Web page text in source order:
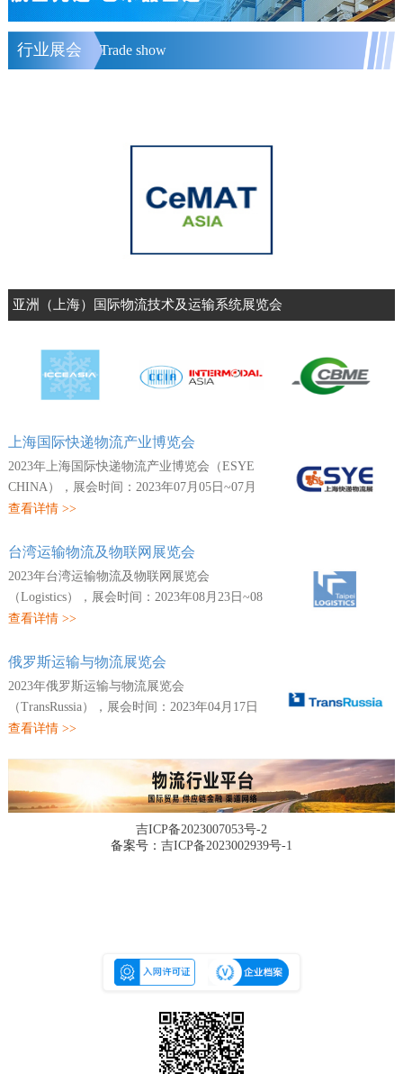
行业展会 Trade show
中国（深圳）国际物流与供应链博览会
中国（广州）国际包装工业展览会
亚洲（上海）国际物流技术及运输系统展览会
上海国际快递物流产业博览会
2023年上海国际快递物流产业博览会（ESYE
CHINA），展会时间：2023年07月05日~07月
07日，展会地点：中国-上海-浦东新区龙阳路
市快递行业协会...
查看详情 >>
台湾运输物流及物联网展览会
2023年台湾运输物流及物联网展览会
（Logistics），展会时间：2023年08月23日~08
月26日，展会地点：中国港台-台湾-南港区经
方：展昭国际企业股...
查看详情 >>
俄罗斯运输与物流展览会
2023年俄罗斯运输与物流展览会
（TransRussia），展会时间：2023年04月17日
~04月19日，展会地点：俄罗斯-莫斯科-
Moscow Ring Road ,Russia-莫斯科克洛库斯国
际会展...
查看详情 >>
吉ICP备2023007053号-2
备案号： 吉ICP备2023002939号-1